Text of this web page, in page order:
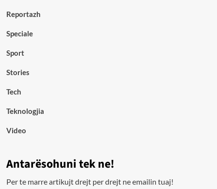
Reportazh
Speciale
Sport
Stories
Tech
Teknologjia
Video
Antarësohuni tek ne!
Per te marre artikujt drejt per drejt ne emailin tuaj!